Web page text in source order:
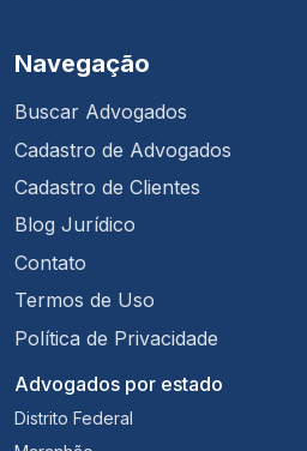
Navegação
Buscar Advogados
Cadastro de Advogados
Cadastro de Clientes
Blog Jurídico
Contato
Termos de Uso
Política de Privacidade
Advogados por estado
Distrito Federal